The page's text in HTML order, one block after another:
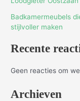
Badkamermeubels
stijlvoller maken
Recente
Geen reacties om
Archieven